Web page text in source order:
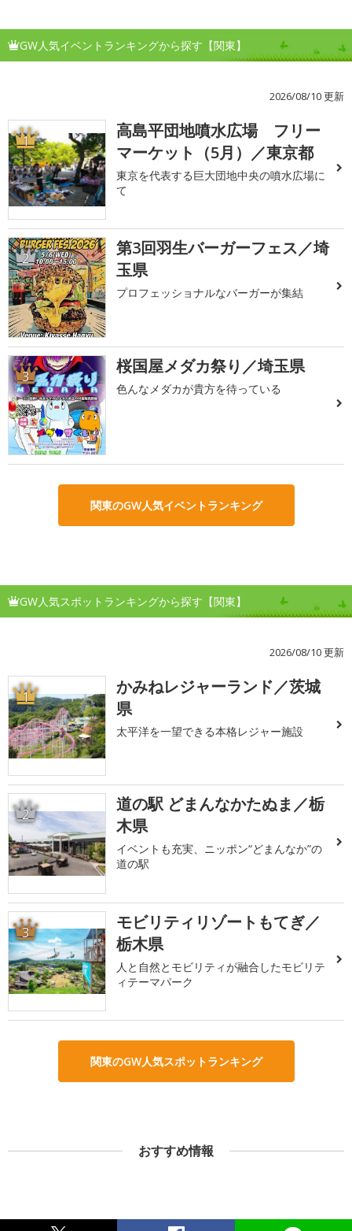
GW人気イベントランキングから探す【関東】
2026/08/10 更新
1
高島平団地噴水広場 フリー
マーケット（5月）／東京都
東京を代表する巨大団地中央の噴水広場に
て
2
第3回羽生バーガーフェス／埼
玉県
プロフェッショナルなバーガーが集結
3 桜国屋メダカ祭り／埼玉県
色んなメダカが貴方を待っている
関東のGW人気イベントランキング
GW人気スポットランキングから探す【関東】
2026/08/10 更新
1
かみねレジャーランド／茨城
県
太平洋を一望できる本格レジャー施設
2
道の駅 どまんなかたぬま／栃
木県
イベントも充実、ニッポン“どまんなか”の
道の駅
3
モビリティリゾートもてぎ／
栃木県
人と自然とモビリティが融合したモビリテ
ィテーマパーク
関東のGW人気スポットランキング
おすすめ情報